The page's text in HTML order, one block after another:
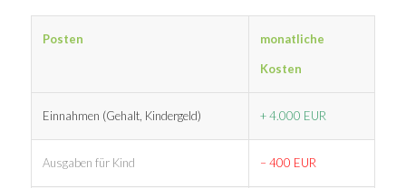
Posten monatliche
Kosten
Einnahmen (Gehalt, Kindergeld) + 4.000 EUR
Ausgaben für Kind – 400 EUR